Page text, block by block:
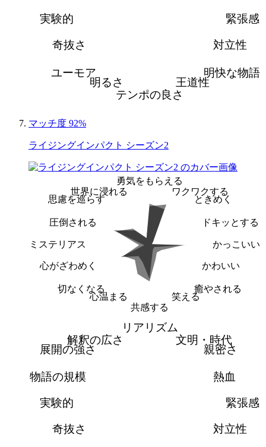
緊張感
対立性
明快な物語
王道性
テンポの良さ
明るさ
ユーモア
奇抜さ
実験的
マッチ度 92%
ライジングインパクト シーズン2
勇気をもらえる
ワクワクする
ときめく
ドキッとする
かっこいい
かわいい
癒やされる
笑える
共感する
心温まる
切なくなる
心がざわめく
ミステリアス
圧倒される
思慮を巡らす
世界に浸れる
リアリズム
文明・時代
親密さ
熱血
緊張感
対立性
奇抜さ
実験的
物語の規模
展開の強さ
解釈の広さ